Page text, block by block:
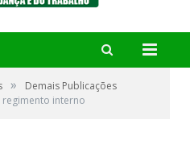
»
Demais Publicações
interno